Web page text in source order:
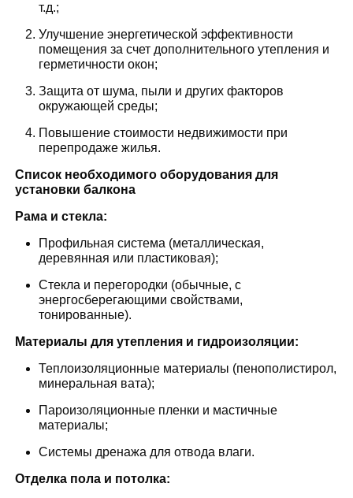
т.д.;
Улучшение энергетической эффективности
помещения за счет дополнительного утепления и
герметичности окон;
Защита от шума, пыли и других факторов
окружающей среды;
Повышение стоимости недвижимости при
перепродаже жилья.
Список необходимого оборудования для
установки балкона
Рама и стекла:
Профильная система (металлическая,
деревянная или пластиковая);
Стекла и перегородки (обычные, с
энергосберегающими свойствами,
тонированные).
Материалы для утепления и гидроизоляции:
Теплоизоляционные материалы (пенополистирол,
минеральная вата);
Пароизоляционные пленки и мастичные
материалы;
Системы дренажа для отвода влаги.
Отделка пола и потолка: